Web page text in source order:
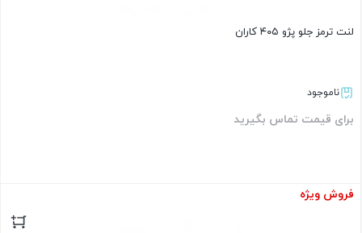
لنت ترمز جلو پژو ۴۰۵ کاران
ناموجود
برای قیمت تماس بگیرید
بستن
فروش ویژه